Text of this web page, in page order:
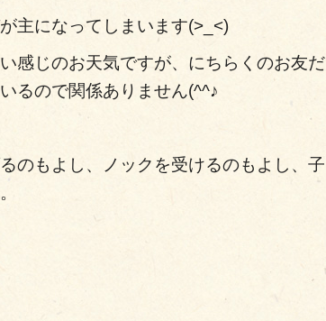
主になってしまいます(>_<)
感じのお天気ですが、にちらくのお友だ
るので関係ありません(^^♪
のもよし、ノックを受けるのもよし、子